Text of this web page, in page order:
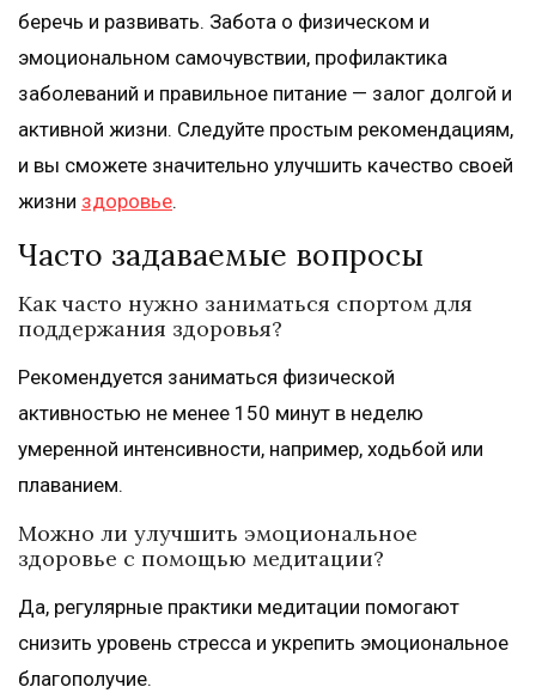
беречь и развивать. Забота о физическом и
эмоциональном самочувствии, профилактика
заболеваний и правильное питание — залог долгой и
активной жизни. Следуйте простым рекомендациям,
и вы сможете значительно улучшить качество своей
жизни здоровье.
Часто задаваемые вопросы
Как часто нужно заниматься спортом для
поддержания здоровья?
Рекомендуется заниматься физической
активностью не менее 150 минут в неделю
умеренной интенсивности, например, ходьбой или
плаванием.
Можно ли улучшить эмоциональное
здоровье с помощью медитации?
Да, регулярные практики медитации помогают
снизить уровень стресса и укрепить эмоциональное
благополучие.